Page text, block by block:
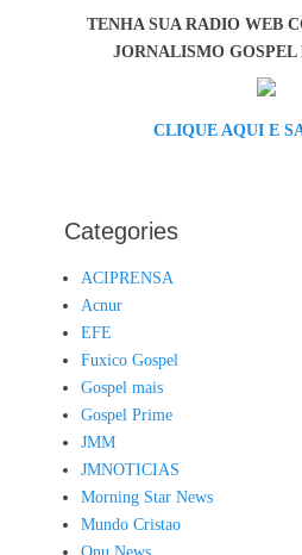
TENHA SUA RADIO WEB
JORNALISMO
CLIQUE AQUI E
Categories
ACIPRENSA
Acnur
EFE
Fuxico Gospel
Gospel mais
Gospel Prime
JMM
JMNOTICIAS
Morning Star News
Mundo Cristao